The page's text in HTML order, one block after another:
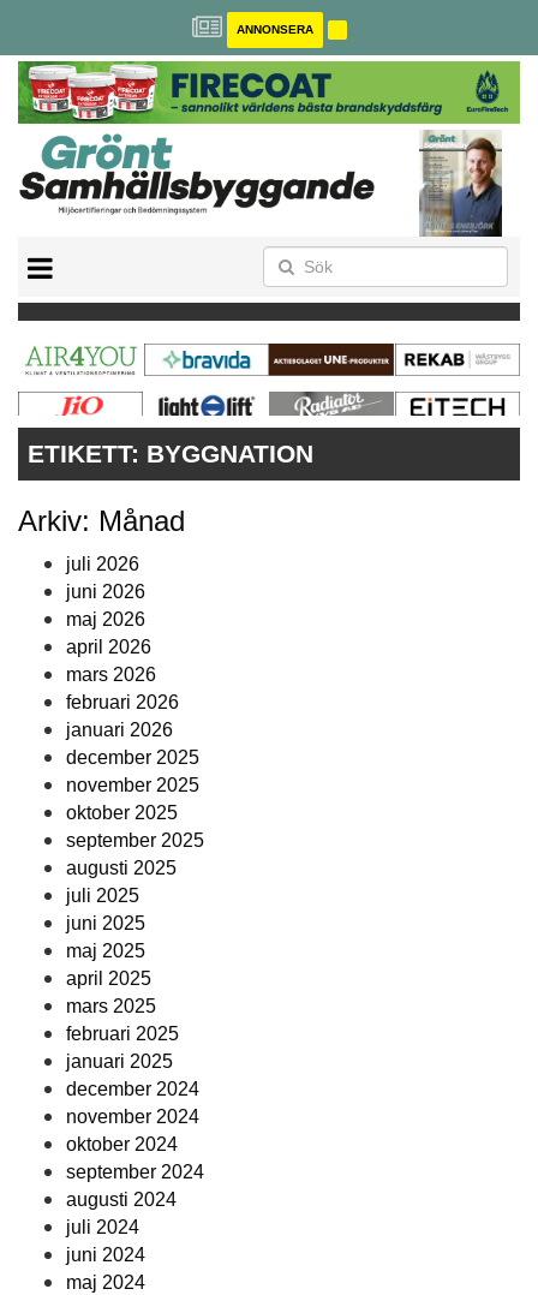
ANNONSERA
MILJÖBYGGNAD
NOLLCO2
CITYLAB
GREENBUILDING
ANNONSERA
ETIKETT: BYGGNATION
Arkiv: Månad
juli 2026
juni 2026
maj 2026
april 2026
mars 2026
februari 2026
januari 2026
december 2025
november 2025
oktober 2025
september 2025
augusti 2025
juli 2025
juni 2025
maj 2025
april 2025
mars 2025
februari 2025
januari 2025
december 2024
november 2024
oktober 2024
september 2024
augusti 2024
juli 2024
juni 2024
maj 2024